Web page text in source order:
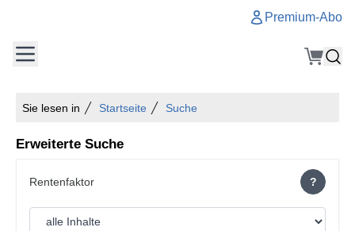
Premium-Abo
Sie lesen in Startseite Suche
Erweiterte Suche
?